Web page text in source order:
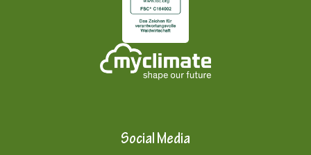
Social Media